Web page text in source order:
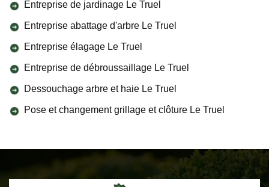
Entreprise de jardinage Le Truel
Entreprise abattage d'arbre Le Truel
Entreprise élagage Le Truel
Entreprise de débroussaillage Le Truel
Dessouchage arbre et haie Le Truel
Pose et changement grillage et clôture Le Truel